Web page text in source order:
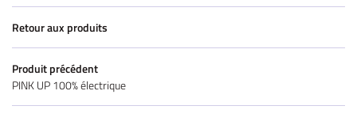
Retour aux produits
Produit précédent
PINK UP 100% électrique